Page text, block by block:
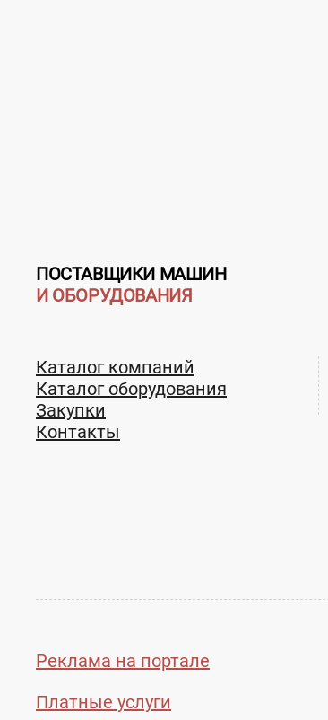
ПОСТАВЩИКИ МАШИН
И ОБОРУДОВАНИЯ
Каталог компаний
Каталог оборудования
Закупки
Контакты
Реклама на портале
Платные услуги